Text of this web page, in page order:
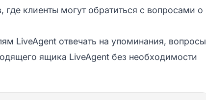
где клиенты могут обратиться с вопросами о
LiveAgent отвечать на упоминания, вопросы
ящика LiveAgent без необходимости